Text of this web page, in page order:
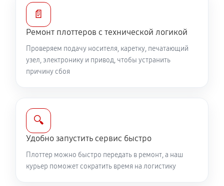
📄
Ремонт плоттеров с технической логикой
Проверяем подачу носителя, каретку, печатающий
узел, электронику и привод, чтобы устранить
причину сбоя
🔍
Удобно запустить сервис быстро
Плоттер можно быстро передать в ремонт, а наш
курьер поможет сократить время на логистику